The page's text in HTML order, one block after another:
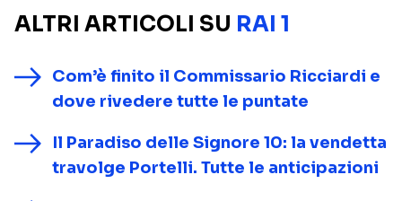
ALTRI ARTICOLI SU RAI 1
Com’è finito il Commissario Ricciardi e
dove rivedere tutte le puntate
Il Paradiso delle Signore 10: la vendetta
travolge Portelli. Tutte le anticipazioni